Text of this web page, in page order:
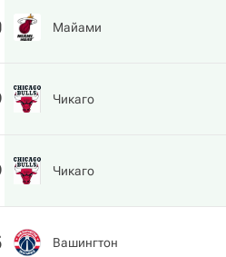
Майами
Чикаго
Чикаго
Вашингтон